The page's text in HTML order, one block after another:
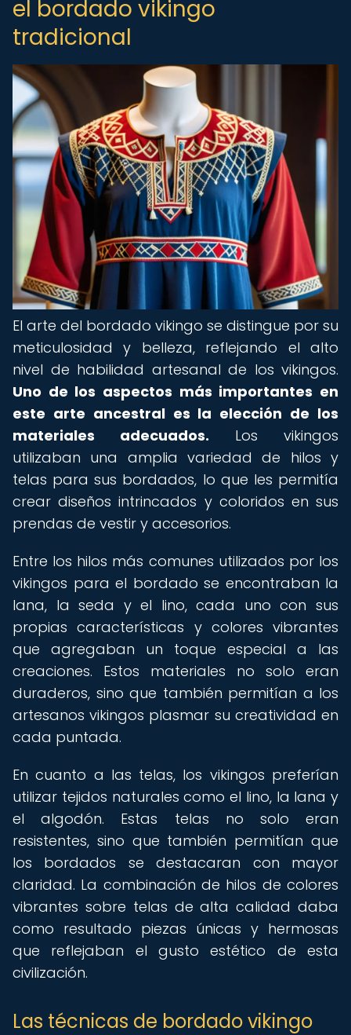
el bordado vikingo
tradicional
El arte del bordado vikingo se distingue por su
meticulosidad y belleza, reflejando el alto
nivel de habilidad artesanal de los vikingos.
Uno de los aspectos más importantes en
este arte ancestral es la elección de los
materiales adecuados. Los vikingos
utilizaban una amplia variedad de hilos y
telas para sus bordados, lo que les permitía
crear diseños intrincados y coloridos en sus
prendas de vestir y accesorios.
Entre los hilos más comunes utilizados por los
vikingos para el bordado se encontraban la
lana, la seda y el lino, cada uno con sus
propias características y colores vibrantes
que agregaban un toque especial a las
creaciones. Estos materiales no solo eran
duraderos, sino que también permitían a los
artesanos vikingos plasmar su creatividad en
cada puntada.
En cuanto a las telas, los vikingos preferían
utilizar tejidos naturales como el lino, la lana y
el algodón. Estas telas no solo eran
resistentes, sino que también permitían que
los bordados se destacaran con mayor
claridad. La combinación de hilos de colores
vibrantes sobre telas de alta calidad daba
como resultado piezas únicas y hermosas
que reflejaban el gusto estético de esta
civilización.
Las técnicas de bordado vikingo